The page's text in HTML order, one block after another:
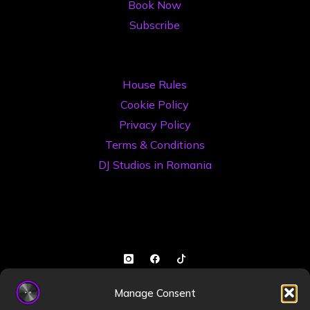
Manage Consent
Book Now
Subscribe
House Rules
Cookie Policy
Privacy Policy
Terms & Conditions
DJ Studios in Romania
©2026 Book a DJ Studio